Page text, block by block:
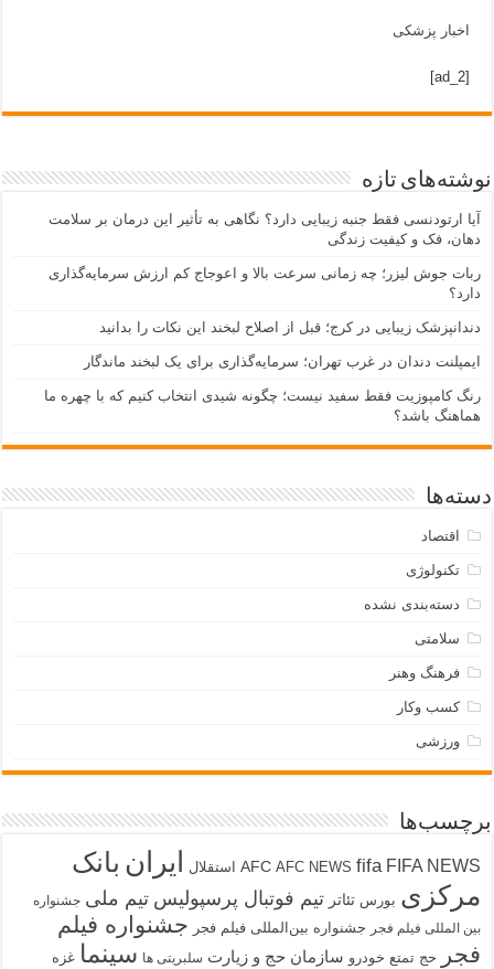
اخبار پزشکی
[ad_2]
نوشته‌های تازه
آیا ارتودنسی فقط جنبه زیبایی دارد؟ نگاهی به تأثیر این درمان بر سلامت
دهان، فک و کیفیت زندگی
ربات جوش لیزر؛ چه زمانی سرعت بالا و اعوجاج کم ارزش سرمایه‌گذاری
دارد؟
دندانپزشک زیبایی در کرج؛ قبل از اصلاح لبخند این نکات را بدانید
ایمپلنت دندان در غرب تهران؛ سرمایه‌گذاری برای یک لبخند ماندگار
رنگ کامپوزیت فقط سفید نیست؛ چگونه شیدی انتخاب کنیم که با چهره ما
هماهنگ باشد؟
دسته‌ها
اقتصاد
تکنولوژی
دسته‌بندی نشده
سلامتی
فرهنگ وهنر
کسب وکار
ورزشی
برچسب‌ها
AFC AFC NEWS fifa FIFA NEWS استقلال ایران بانک
مرکزی بورس تئاتر تیم فوتبال پرسپولیس تیم ملی جشنواره
بین المللی فیلم فجر جشنواره بین‌المللی فیلم فجر جشنواره فیلم
فجر
حج تمتع خودرو سازمان حج و زیارت سلبریتی ها سینما غزه